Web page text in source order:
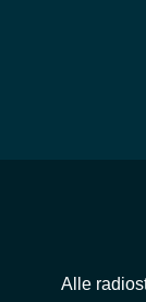
Alle